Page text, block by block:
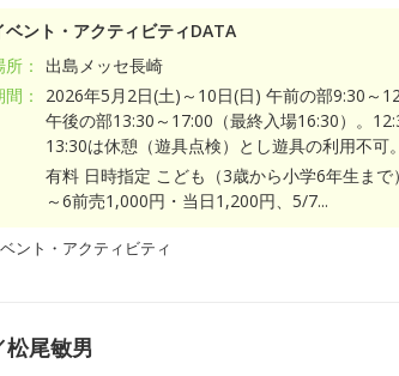
ベント・アクティビティDATA
：
出島メッセ長崎
：
2026年5月2日(土)～10日(日) 午前の部9:30～
午後の部13:30～17:00（最終入場16:30）。
13:30は休憩（遊具点検）とし遊具の利用不可。
有料 日時指定 こども（3歳から小学6年生まで
～6前売1,000円・当日1,200円、5/7...
ント・アクティビティ
尾敏男